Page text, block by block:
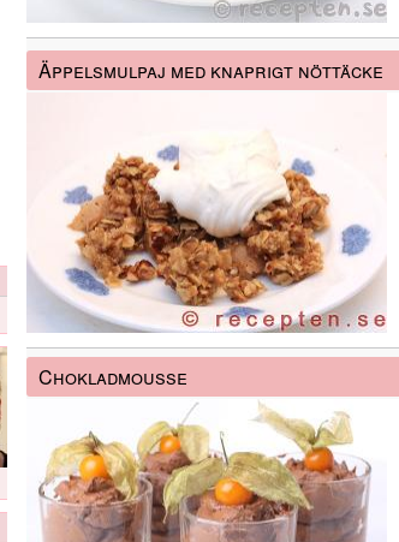
Äppelsmulpaj med knaprigt nöttäcke
Chokladmousse